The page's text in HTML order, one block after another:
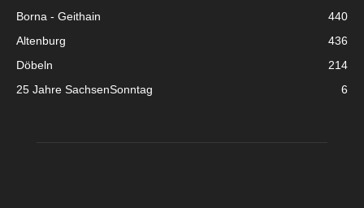
Borna - Geithain
440
Altenburg
436
Döbeln
214
25 Jahre SachsenSonntag
6